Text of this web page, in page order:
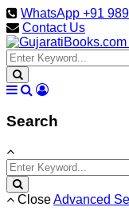
WhatsApp +91
Contact Us
Search
CloseAdvanced